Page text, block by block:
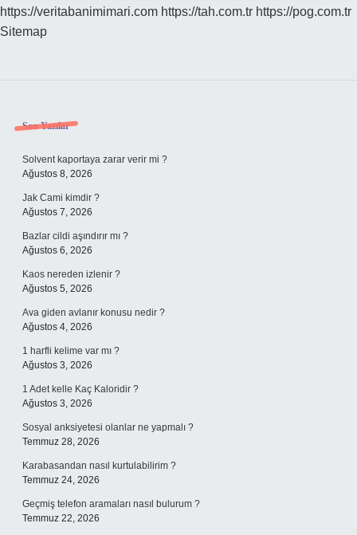
https://veritabanimimari.com https://tah.com.tr https://pog.com.tr
Sitemap
Sidebar
Son Yazılar
Solvent kaportaya zarar verir mi ?
Ağustos 8, 2026
Jak Cami kimdir ?
Ağustos 7, 2026
Bazlar cildi aşındırır mı ?
Ağustos 6, 2026
Kaos nereden izlenir ?
Ağustos 5, 2026
Ava giden avlanır konusu nedir ?
Ağustos 4, 2026
1 harfli kelime var mı ?
Ağustos 3, 2026
1 Adet kelle Kaç Kaloridir ?
Ağustos 3, 2026
Sosyal anksiyetesi olanlar ne yapmalı ?
Temmuz 28, 2026
Karabasandan nasıl kurtulabilirim ?
Temmuz 24, 2026
Geçmiş telefon aramaları nasıl bulurum ?
Temmuz 22, 2026